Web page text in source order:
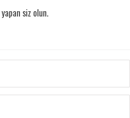
siz olun.